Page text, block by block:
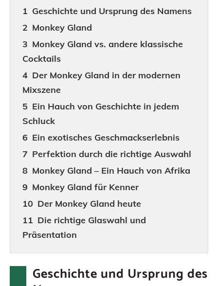
Geschichte und Ursprung des Namens
Monkey Gland
Monkey Gland vs. andere klassische
Cocktails
Der Monkey Gland in der modernen
Mixszene
Ein Hauch von Geschichte in jedem
Schluck
Ein exotisches Geschmackserlebnis
Perfektion durch die richtige Auswahl
Monkey Gland – Ein Hauch von Afrika
Monkey Gland für Kenner
Der Monkey Gland heute
Die richtige Glaswahl und
Präsentation
Geselligkeit und Genuss
Monkey Gland FAQs
Geschichte und Ursprung des